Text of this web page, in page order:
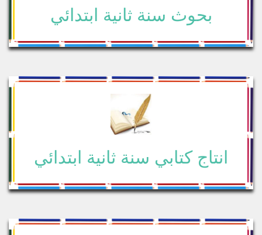
بحوث سنة ثانية ابتدائي
انتاج كتابي سنة ثانية ابتدائي